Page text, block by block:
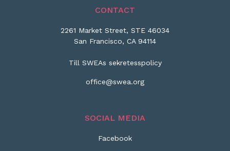
CONTACT
2261 Market Street, STE 46034
San Francisco, CA 94114
Till SWEAs sekretesspolicy
office@swea.org
SOCIAL MEDIA
Facebook